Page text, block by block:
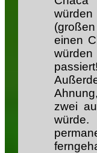
einen
passiert!
zwei